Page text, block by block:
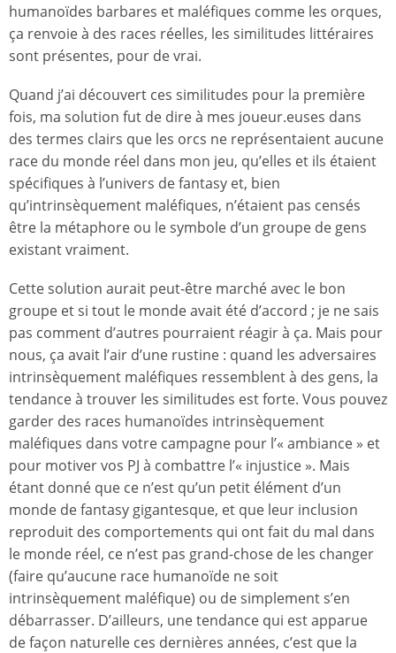
humanoïdes barbares et maléfiques comme les orques,
ça renvoie à des races réelles, les similitudes littéraires
sont présentes, pour de vrai.
Quand j’ai découvert ces similitudes pour la première
fois, ma solution fut de dire à mes joueur.euses dans
des termes clairs que les orcs ne représentaient aucune
race du monde réel dans mon jeu, qu’elles et ils étaient
spécifiques à l’univers de fantasy et, bien
qu’intrinsèquement maléfiques, n’étaient pas censés
être la métaphore ou le symbole d’un groupe de gens
existant vraiment.
Cette solution aurait peut-être marché avec le bon
groupe et si tout le monde avait été d’accord ; je ne sais
pas comment d’autres pourraient réagir à ça. Mais pour
nous, ça avait l’air d’une rustine : quand les adversaires
intrinsèquement maléfiques ressemblent à des gens, la
tendance à trouver les similitudes est forte. Vous pouvez
garder des races humanoïdes intrinsèquement
maléfiques dans votre campagne pour l’« ambiance » et
pour motiver vos PJ à combattre l’« injustice ». Mais
étant donné que ce n’est qu’un petit élément d’un
monde de fantasy gigantesque, et que leur inclusion
reproduit des comportements qui ont fait du mal dans
le monde réel, ce n’est pas grand-chose de les changer
(faire qu’aucune race humanoïde ne soit
intrinsèquement maléfique) ou de simplement s’en
débarrasser. D’ailleurs, une tendance qui est apparue
de façon naturelle ces dernières années, c’est que la